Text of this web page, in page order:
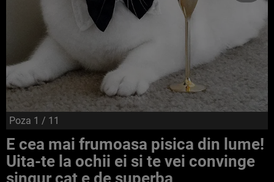
Poza 1 / 11
E cea mai frumoasa pisica din lume!
Uita-te la ochii ei si te vei convinge
singur cat e de superba